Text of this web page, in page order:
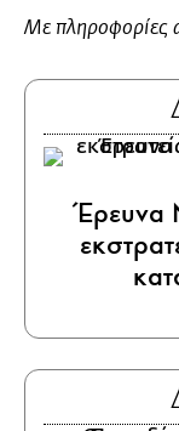
Με
Έρευνα